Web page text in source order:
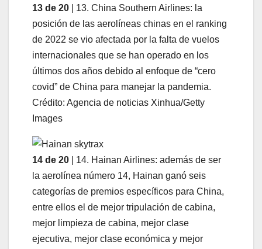
13 de 20 | 13. China Southern Airlines: la
posición de las aerolíneas chinas en el ranking
de 2022 se vio afectada por la falta de vuelos
internacionales que se han operado en los
últimos dos años debido al enfoque de “cero
covid” de China para manejar la pandemia.
Crédito: Agencia de noticias Xinhua/Getty
Images
14 de 20 | 14. Hainan Airlines: además de ser
la aerolínea número 14, Hainan ganó seis
categorías de premios específicos para China,
entre ellos el de mejor tripulación de cabina,
mejor limpieza de cabina, mejor clase
ejecutiva, mejor clase económica y mejor